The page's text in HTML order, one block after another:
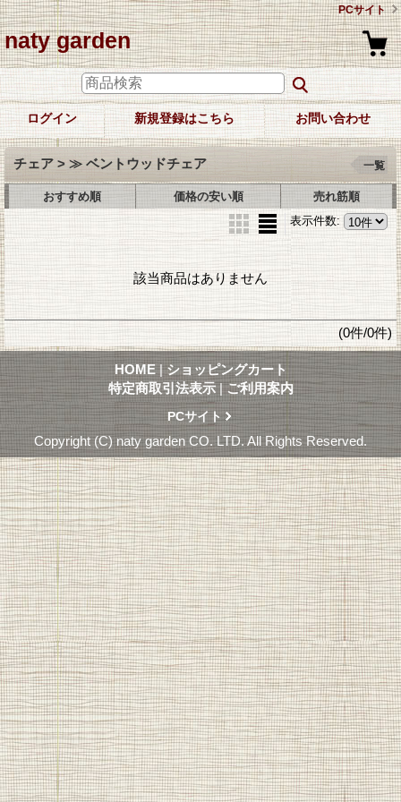
PCサイト
naty garden
ログイン 新規登録はこちら お問い合わせ
チェア > ≫ ベントウッドチェア 一覧
おすすめ順 価格の安い順
売れ筋順
表示件数:
該当商品はありません
(0件/0件)
HOME | ショッピングカート
特定商取引法表示 | ご利用案内
PCサイト
Copyright (C) naty garden CO. LTD. All Rights Reserved.